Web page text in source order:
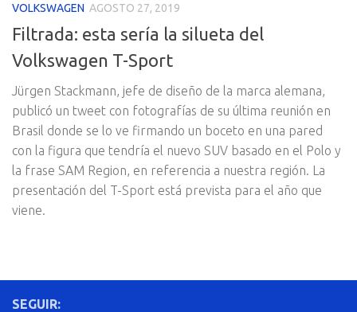
VOLKSWAGEN AGOSTO 27, 2019
Filtrada: esta sería la silueta del
Volkswagen T-Sport
Jürgen Stackmann, jefe de diseño de la marca alemana,
publicó un tweet con fotografías de su última reunión en
Brasil donde se lo ve firmando un boceto en una pared
con la figura que tendría el nuevo SUV basado en el Polo y
la frase SAM Region, en referencia a nuestra región. La
presentación del T-Sport está prevista para el año que
viene.
SEGUIR: